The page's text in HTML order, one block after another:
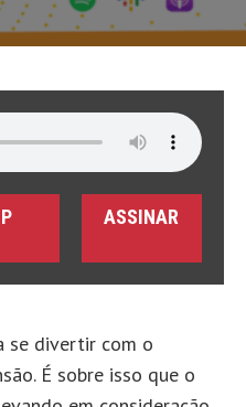
ASSINAR
se divertir com o
É sobre isso que o